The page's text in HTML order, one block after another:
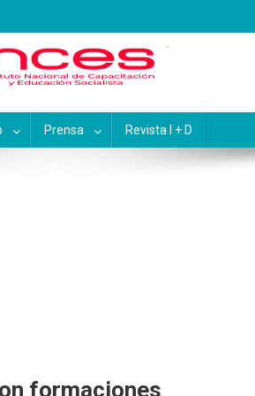
Prensa Revista I + D
formaciones